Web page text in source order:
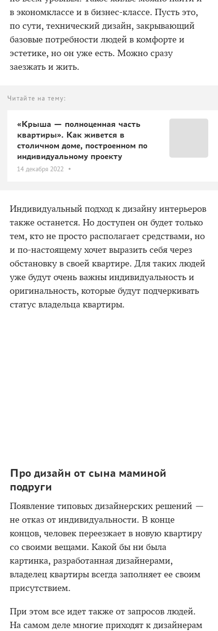
в экономклассе и в бизнес-классе. Пусть это,
по сути, технический дизайн, закрывающий
базовые потребности людей в комфорте и
эстетике, но он уже есть. Можно сразу
заезжать и жить.
Читайте на тему:
«Крыша — полноценная часть
квартиры». Как живется в
столичном доме, построенном по
индивидуальному проекту
14 декабря 2022
Индивидуальный подход к дизайну интерьеров
также останется. Но доступен он будет только
тем, кто не просто располагает средствами, но
и по-настоящему хочет выразить себя через
обстановку в своей квартире. Для таких людей
уже будут очень важны индивидуальность и
оригинальность, которые будут подчеркивать
статус владельца квартиры.
Про дизайн от сына маминой
подруги
Появление типовых дизайнерских решений —
не отказ от индивидуальности. В конце
концов, человек переезжает в новую квартиру
со своими вещами. Какой бы ни была
картинка, разработанная дизайнерами,
владелец квартиры всегда заполняет ее своим
присутствием.
При этом все идет также от запросов людей.
На самом деле многие приходят к дизайнерам